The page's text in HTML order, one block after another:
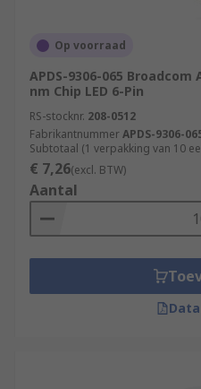
Op voorraad
APDS-9306-065
nm Chip LED 6-Pin
RS-stocknr. 208-0512
FabrikantnummerAPDS-9306-
Subtotaal (1 verpakking van 10
€ 7,26(excl. BTW)
Aantal